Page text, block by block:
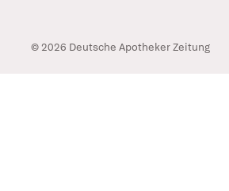
© 2026 Deutsche Apotheker Zeitung